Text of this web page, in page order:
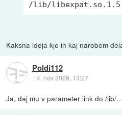
Kaksna ideja kje in kaj narobem
Poldi112
::4. nov 2009, 13:27
Ja, daj mu v parameter link do /lib/...